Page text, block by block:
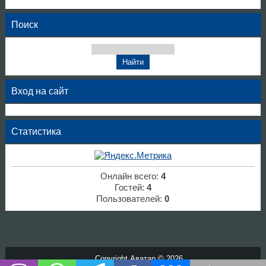
Поиск
Вход на сайт
Статистика
Онлайн всего: 4
Гостей: 4
Пользователей:0
Copyright Аватар © 2026